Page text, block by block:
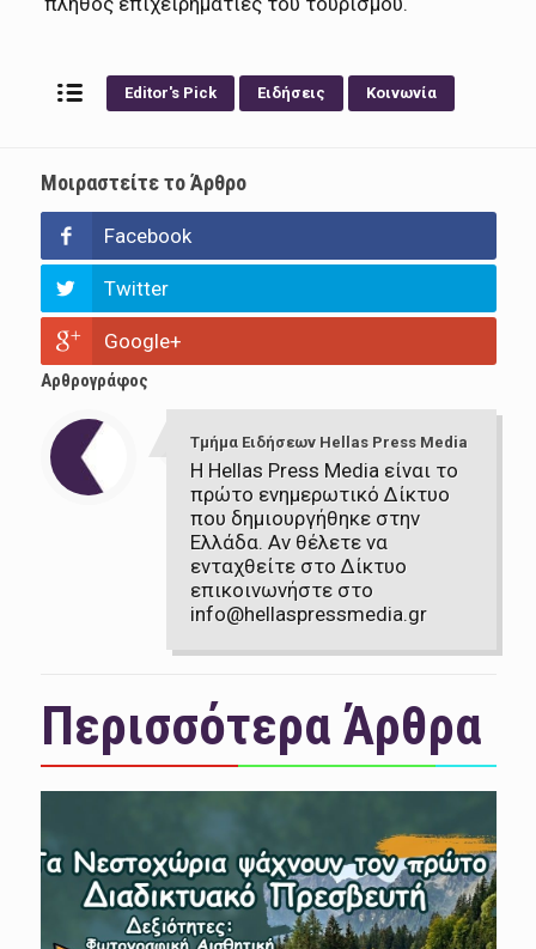
Editor's Pick Ειδήσεις Κοινωνία
Μοιραστείτε το Άρθρο
Facebook
Twitter
Google+
Αρθρογράφος
Τμήμα Ειδήσεων Hellas Press Media
Η Hellas Press Media είναι το
πρώτο ενημερωτικό Δίκτυο
που δημιουργήθηκε στην
Ελλάδα. Αν θέλετε να
ενταχθείτε στο Δίκτυο
επικοινωνήστε στο
info@hellaspressmedia.gr
Περισσότερα Άρθρα